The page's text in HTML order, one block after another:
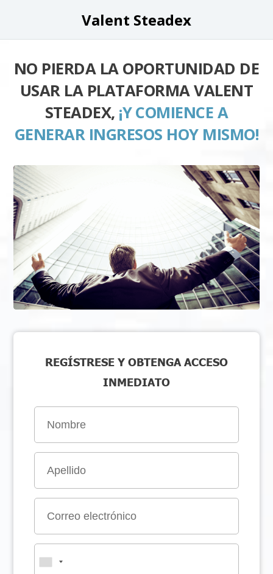
Valent Steadex
NO PIERDA LA OPORTUNIDAD DE
USAR LA PLATAFORMA VALENT
STEADEX, ¡Y COMIENCE A
GENERAR INGRESOS HOY MISMO!
REGÍSTRESE Y OBTENGA ACCESO
INMEDIATO